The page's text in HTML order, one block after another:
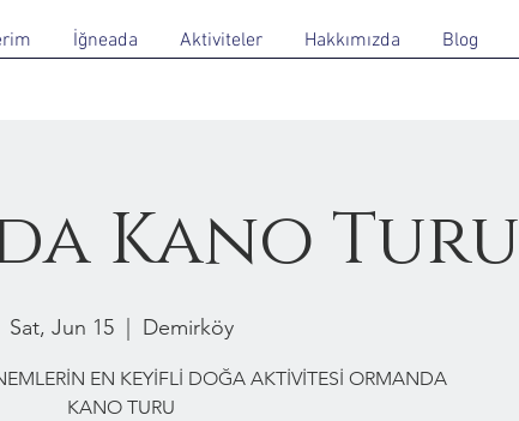
İğneada Aktiviteler Hakkımızda Blog
Kano Turu
Sat, Jun 15
  |
Demirköy
EN KEYİFLİ DOĞA AKTİVİTESİ ORMANDA
KANO TURU